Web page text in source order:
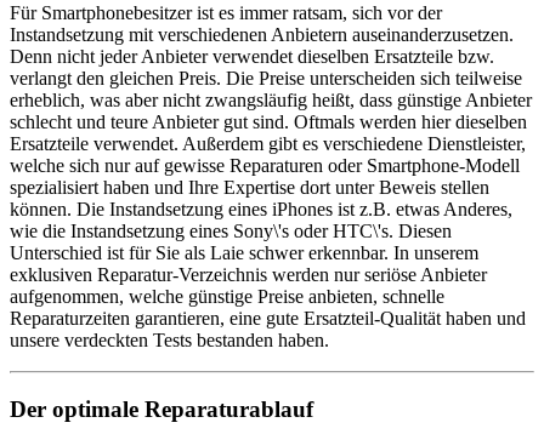
Für Smartphonebesitzer ist es immer ratsam, sich vor der
Instandsetzung mit verschiedenen Anbietern auseinanderzusetzen.
Denn nicht jeder Anbieter verwendet dieselben Ersatzteile bzw.
verlangt den gleichen Preis. Die Preise unterscheiden sich teilweise
erheblich, was aber nicht zwangsläufig heißt, dass günstige Anbieter
schlecht und teure Anbieter gut sind. Oftmals werden hier dieselben
Ersatzteile verwendet. Außerdem gibt es verschiedene Dienstleister,
welche sich nur auf gewisse Reparaturen oder Smartphone-Modell
spezialisiert haben und Ihre Expertise dort unter Beweis stellen
können. Die Instandsetzung eines iPhones ist z.B. etwas Anderes,
wie die Instandsetzung eines Sony\'s oder HTC\'s. Diesen
Unterschied ist für Sie als Laie schwer erkennbar. In unserem
exklusiven Reparatur-Verzeichnis werden nur seriöse Anbieter
aufgenommen, welche günstige Preise anbieten, schnelle
Reparaturzeiten garantieren, eine gute Ersatzteil-Qualität haben und
unsere verdeckten Tests bestanden haben.
Der optimale Reparaturablauf